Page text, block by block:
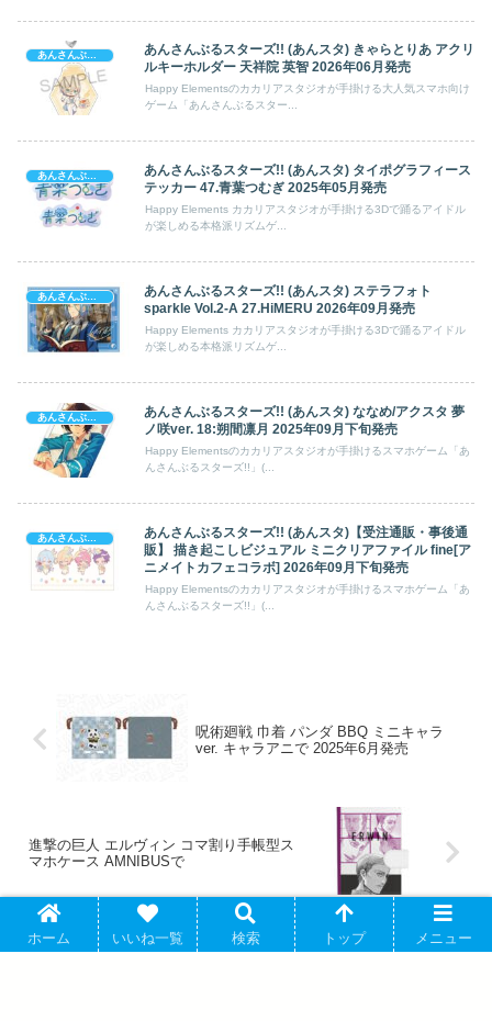
あんさんぶるスターズ!
あんさんぶるスターズ!! (あんスタ) きゃらとりあ アクリ
ルキーホルダー 天祥院 英智 2026年06月発売
Happy Elementsのカカリアスタジオが手掛ける大人気スマホ向け
ゲーム「あんさんぶるスター...
あんさんぶるスターズ!
あんさんぶるスターズ!! (あんスタ) タイポグラフィース
テッカー 47.青葉つむぎ 2025年05月発売
Happy Elements カカリアスタジオが手掛ける3Dで踊るアイドル
が楽しめる本格派リズムゲ...
あんさんぶるスターズ!
あんさんぶるスターズ!! (あんスタ) ステラフォト
sparkle Vol.2-A 27.HiMERU 2026年09月発売
Happy Elements カカリアスタジオが手掛ける3Dで踊るアイドル
が楽しめる本格派リズムゲ...
あんさんぶるスターズ!
あんさんぶるスターズ!! (あんスタ) ななめ/アクスタ 夢
ノ咲ver. 18:朔間凛月 2025年09月下旬発売
Happy Elementsのカカリアスタジオが手掛けるスマホゲーム「あ
んさんぶるスターズ!!」(...
あんさんぶるスターズ!! (あんスタ)【受注通販・事後通
販】 描き起こしビジュアル ミニクリアファイル fine[ア
ニメイトカフェコラボ] 2026年09月下旬発売
Happy Elementsのカカリアスタジオが手掛けるスマホゲーム「あ
んさんぶるスターズ!!」(...
呪術廻戦 巾着 パンダ BBQ ミニキャラ
ver. キャラアニで 2025年6月発売
進撃の巨人 エルヴィン コマ割り手帳型ス
マホケース AMNIBUSで
ホーム いいね一覧 検索 トップ メニュー